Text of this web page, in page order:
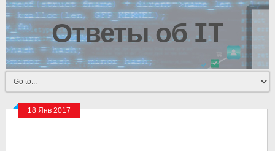
Ответы об IT
18 Янв 2017